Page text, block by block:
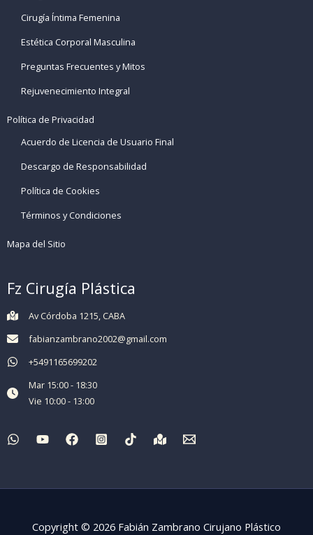
Cirugía Íntima Femenina
Estética Corporal Masculina
Preguntas Frecuentes y Mitos
Rejuvenecimiento Integral
Política de Privacidad
Acuerdo de Licencia de Usuario Final
Descargo de Responsabilidad
Política de Cookies
Términos y Condiciones
Mapa del Sitio
Fz Cirugía Plástica
Av Córdoba 1215, CABA
fabianzambrano2002@gmail.com
+5491165699202
Mar 15:00 - 18:30
Vie 10:00 - 13:00
Copyright © 2026 Fabián Zambrano Cirujano Plástico